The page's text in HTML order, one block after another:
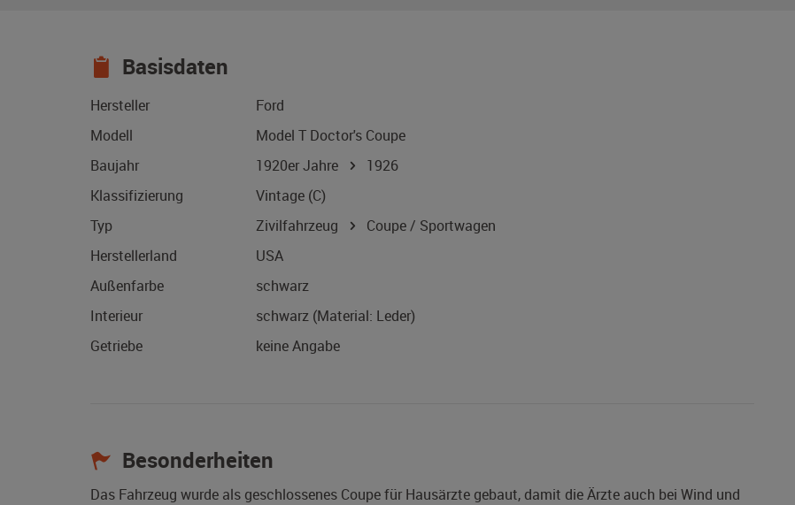
Basisdaten
Hersteller
Ford
Modell
Model T Doctor's Coupe
Baujahr
1920er Jahre
1926
Klassifizierung
Vintage (C)
Typ
Zivilfahrzeug
Coupe / Sportwagen
Herstellerland
USA
Außenfarbe
schwarz
Interieur
schwarz (Material: Leder)
Getriebe
keine Angabe
Besonderheiten
Das Fahrzeug wurde als geschlossenes Coupe für Hausärzte gebaut, damit die Ärzte auch bei Wind und